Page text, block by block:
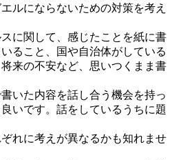
ルにならないための対策を考え
に関して、感じたことを紙に書
ること、国や自治体がしている
来の不安など、思いつくまま書
いた内容を話し合う機会を持っ
いです。話をしているうちに題
れに考えが異なるかも知れませ